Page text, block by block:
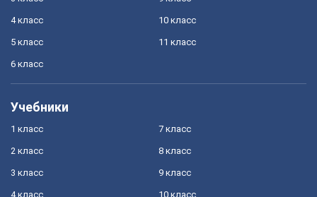
4 класс
5 класс
6 класс
10 класс
11 класс
Учебники
1 класс
2 класс
3 класс
4 класс
7 класс
8 класс
9 класс
10 класс